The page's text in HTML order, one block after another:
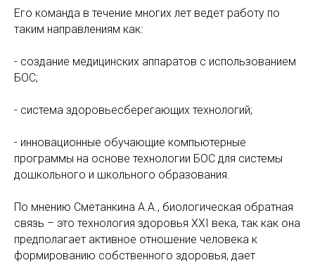
Его команда в течение многих лет ведет работу по
таким направлениям как:
- создание медицинских аппаратов с использованием
БОС;
- система здоровьесберегающих технологий;
- инновационные обучающие компьютерные
программы на основе технологии БОС для системы
дошкольного и школьного образования.
По мнению Сметанкина А.А., биологическая обратная
связь – это технология здоровья XXI века, так как она
предполагает активное отношение человека к
формированию собственного здоровья, дает